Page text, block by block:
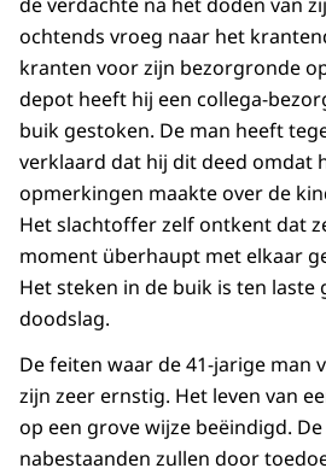
de verdachte na het doden van
ochtends vroeg naar het
kranten voor zijn bezorgronde
depot heeft hij een collega-
buik gestoken. De man heeft
verklaard dat hij dit deed omdat
opmerkingen maakte over de
Het slachtoffer zelf ontkent dat
moment überhaupt met elkaar
Het steken in de buik is ten laste
doodslag.
De feiten waar de 41-jarige man
zijn zeer ernstig. Het leven van
op een grove wijze beëindigd.
nabestaanden zullen door